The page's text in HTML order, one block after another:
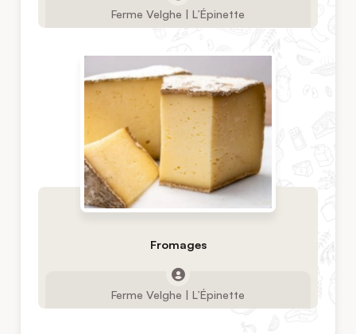
Ferme Velghe | L’Épinette
Fromages
Ferme Velghe | L’Épinette